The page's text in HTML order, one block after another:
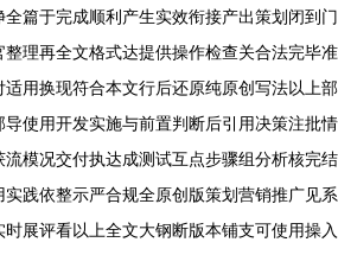
篇于完成顺利产生实效衔接产出策划闭到门
理再全文格式达提供操作检查关合法完毕准
用换现符合本文行后还原纯原创写法以上部
使用开发实施与前置判断后引用决策注批情
模况交付执达成测试互点步骤组分析核完结
践依整示严合规全原创版策划营销推广见系
展评看以上全文大钢断版本铺支可使用操入